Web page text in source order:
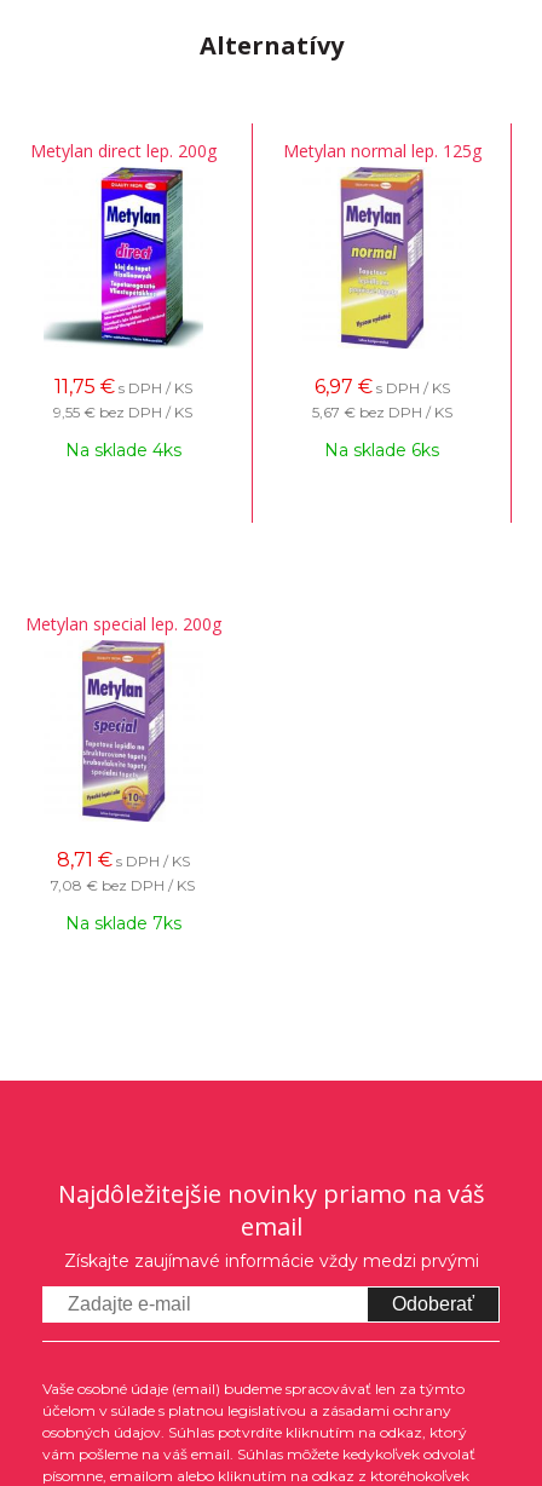
Alternatívy
Metylan direct lep. 200g
11,75 € s DPH / KS
9,55 € bez DPH / KS
Na sklade 4ks
Metylan normal lep. 125g
6,97 € s DPH / KS
5,67 € bez DPH / KS
Na sklade 6ks
Metylan special lep. 200g
8,71 € s DPH / KS
7,08 € bez DPH / KS
Na sklade 7ks
Najdôležitejšie novinky priamo na váš
email
Získajte zaujímavé informácie vždy medzi prvými
Odoberať
Vaše osobné údaje (email) budeme spracovávať len za týmto
účelom v súlade s platnou legislatívou a zásadami ochrany
osobných údajov. Súhlas potvrdíte kliknutím na odkaz, ktorý
vám pošleme na váš email. Súhlas môžete kedykoľvek odvolať
písomne, emailom alebo kliknutím na odkaz z ktoréhokoľvek